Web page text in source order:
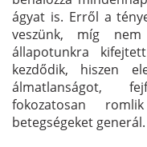
ágyat is. Erről a
veszünk, míg nem
állapotunkra
kezdődik, hiszen
álmatlanságot,
fokozatosan
betegségeket generál.